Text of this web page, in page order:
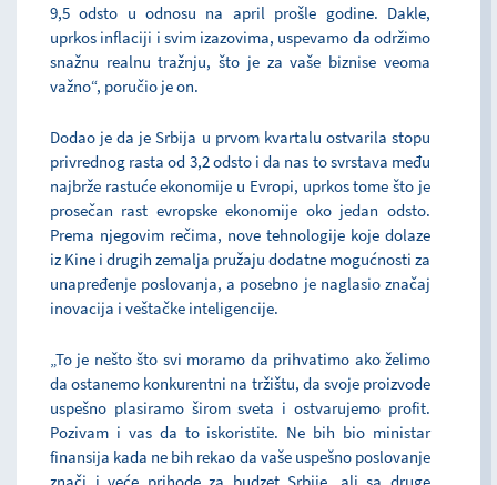
9,5 odsto u odnosu na april prošle godine. Dakle,
uprkos inflaciji i svim izazovima, uspevamo da održimo
snažnu realnu tražnju, što je za vaše biznise veoma
važno“, poručio je on.
Dodao je da je Srbija u prvom kvartalu ostvarila stopu
privrednog rasta od 3,2 odsto i da nas to svrstava među
najbrže rastuće ekonomije u Evropi, uprkos tome što je
prosečan rast evropske ekonomije oko jedan odsto.
Prema njegovim rečima, nove tehnologije koje dolaze
iz Kine i drugih zemalja pružaju dodatne mogućnosti za
unapređenje poslovanja, a posebno je naglasio značaj
inovacija i veštačke inteligencije.
„To je nešto što svi moramo da prihvatimo ako želimo
da ostanemo konkurentni na tržištu, da svoje proizvode
uspešno plasiramo širom sveta i ostvarujemo profit.
Pozivam i vas da to iskoristite. Ne bih bio ministar
finansija kada ne bih rekao da vaše uspešno poslovanje
znači i veće prihode za budzet Srbije, ali sa druge